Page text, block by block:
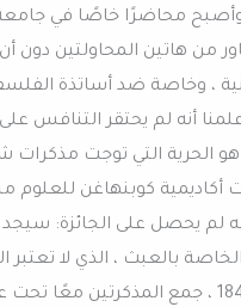
محاضرًا خاصًا في
من هاتين المحاولتين دون
، وخاصة ضد أساتذة
في عام 1839 ، عندما علمنا أنه لم
الحرية التي توجت مذكرات
أكاديمية كوبنهاغن للعلوم
لم يحصل على الجائزة: سيجد
بالعبث ، الذي لا تعتبر
نفسه ، تمجيد فشله. في عام 1841 ، جمع